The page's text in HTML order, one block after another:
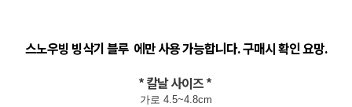
스노우빙 빙삭기 블루 에만 사용 가능합니다. 구매시 확인 요망.
* 칼날 사이즈 *
가로 4.5~4.8cm